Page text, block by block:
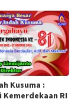
Kusuma :
Kemerdekaan RI